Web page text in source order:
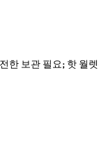
보관 필요; 핫 월